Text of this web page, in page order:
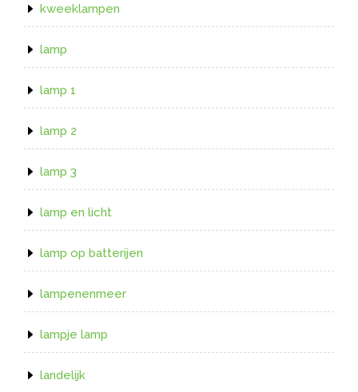
kweeklampen
lamp
lamp 1
lamp 2
lamp 3
lamp en licht
lamp op batterijen
lampenenmeer
lampje lamp
landelijk